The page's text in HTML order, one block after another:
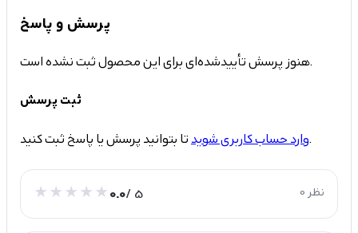
پرسش و پاسخ
هنوز پرسش تأییدشده‌ای برای این محصول ثبت نشده است.
ثبت پرسش
وارد حساب کاربری شویدتا بتوانید پرسش یا پاسخ ثبت کنید.
0.0/ 5 0 نظر